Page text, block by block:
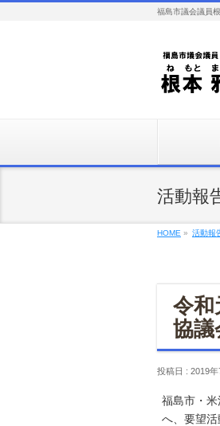
福島市議会議員
活動報
HOME » 活動報
令和
協議
投稿日 : 2019年
福島市・
へ、要望活